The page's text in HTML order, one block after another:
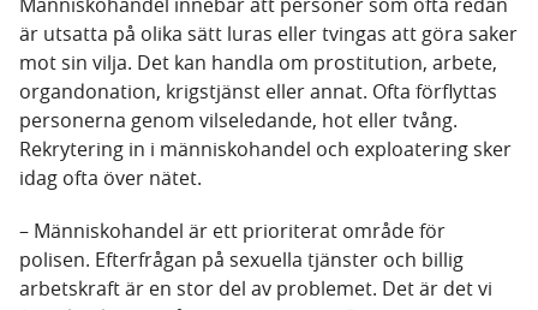
är utsatta på olika sätt luras eller tvingas att göra saker
mot sin vilja. Det kan handla om prostitution, arbete,
organdonation, krigstjänst eller annat. Ofta förflyttas
personerna genom vilseledande, hot eller tvång.
Rekrytering in i människohandel och exploatering sker
idag ofta över nätet.
– Människohandel är ett prioriterat område för
polisen. Efterfrågan på sexuella tjänster och billig
arbetskraft är en stor del av problemet. Det är det vi